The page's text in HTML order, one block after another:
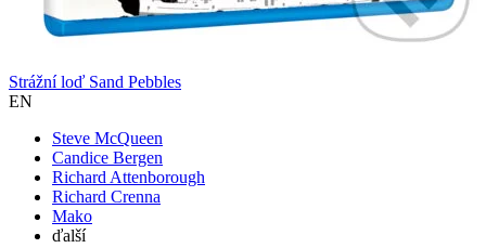
Strážní loď Sand Pebbles
EN
Steve McQueen
Candice Bergen
Richard Attenborough
Richard Crenna
Mako
ďalší